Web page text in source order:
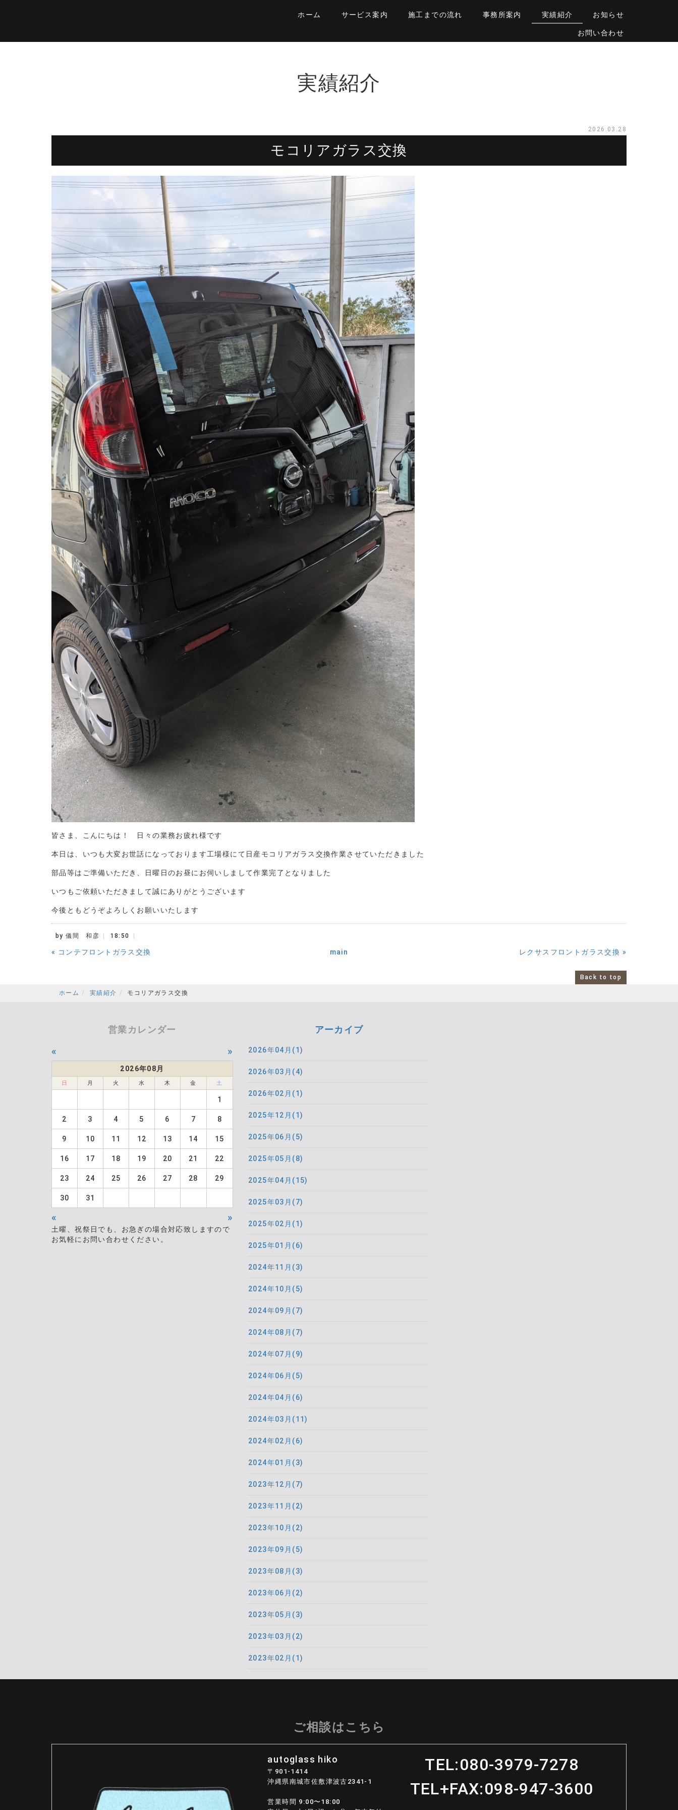
ホーム サービス案内 施工までの流れ 事務所案内 実績紹介 お知らせ
お問い合わせ
実績紹介
2026.03.28
モコリアガラス交換
皆さま、こんにちは！ 日々の業務お疲れ様です
本日は、いつも大変お世話になっております工場様にて日産モコリアガラス交換作業させていただきました
部品等はご準備いただき、日曜日のお昼にお伺いしまして作業完了となりました
いつもご依頼いただきまして誠にありがとうございます
今後ともどうぞよろしくお願いいたします
by儀間 和彦 18:50
« コンテフロントガラス交換 main レクサスフロントガラス交換 »
Back to top
ホーム 実績紹介 モコリアガラス交換
営業カレンダー
« »
2026年08月
日 月 火 水 木 金 土
1
2 3 4 5 6 7 8
9 10 11 12 13 14 15
16 17 18 19 20 21 22
23 24 25 26 27 28 29
30 31
« »
土曜、祝祭日でも、お急ぎの場合対応致しますので
お気軽にお問い合わせください。
アーカイブ
2026年04月(1)
2026年03月(4)
2026年02月(1)
2025年12月(1)
2025年06月(5)
2025年05月(8)
2025年04月(15)
2025年03月(7)
2025年02月(1)
2025年01月(6)
2024年11月(3)
2024年10月(5)
2024年09月(7)
2024年08月(7)
2024年07月(9)
2024年06月(5)
2024年04月(6)
2024年03月(11)
2024年02月(6)
2024年01月(3)
2023年12月(7)
2023年11月(2)
2023年10月(2)
2023年09月(5)
2023年08月(3)
2023年06月(2)
2023年05月(3)
2023年03月(2)
2023年02月(1)
ご相談はこちら
autoglass hiko
〒901-1414
沖縄県南城市佐敷津波古2341-1
営業時間 9:00〜18:00
TEL:080-3979-7278
TEL+FAX:098-947-3600